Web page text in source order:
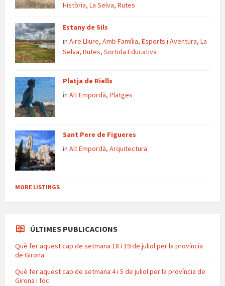
Història, La Selva, Rutes
Estany de Sils
in Aire Lliure, Amb Família, Esports i Aventura, La
Selva, Rutes, Sortida Educativa
Platja de Riells
in Alt Empordà, Platges
Sant Pere de Figueres
in Alt Empordà, Arquitectura
MORE LISTINGS
ÚLTIMES PUBLICACIONS
Què fer aquest cap de setmana 18 i 19 de juliol per la província
de Girona
Què fer aquest cap de setmana 4 i 5 de juliol per la província de
Girona i foc